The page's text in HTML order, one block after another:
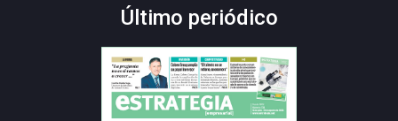
Último periódico